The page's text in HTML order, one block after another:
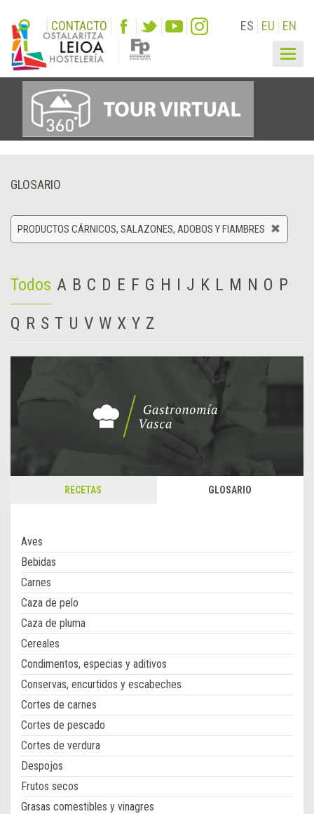
CONTACTO ES EU EN
GLOSARIO
PRODUCTOS CÁRNICOS, SALAZONES, ADOBOS Y FIAMBRES
Todos A B C D E F G H I J K L M N O P
Q R S T U V W X Y Z
RECETAS GLOSARIO
Aves
Bebidas
Carnes
Caza de pelo
Caza de pluma
Cereales
Condimentos, especias y aditivos
Conservas, encurtidos y escabeches
Cortes de carnes
Cortes de pescado
Cortes de verdura
Despojos
Frutos secos
Grasas comestibles y vinagres